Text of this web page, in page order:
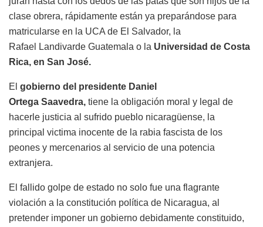
clase obrera, rápidamente están ya preparándose para
matricularse en la UCA de El Salvador, la
Rafael
Landivarde Guatemala o la Universidad de Costa
Rica, en San José.
El gobierno del presidente Daniel
Ortega Saavedra, tiene la obligación moral y legal de
hacerle justicia al sufrido pueblo nicaragüense, la
principal victima inocente de la rabia fascista de los
peones y mercenarios al servicio de una potencia
extranjera.
El fallido golpe de estado no solo fue una flagrante
violación a la constitución política de Nicaragua, al
pretender imponer un gobierno debidamente constituido,